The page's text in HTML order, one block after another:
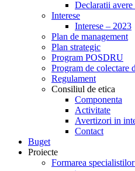
Declaratii avere
Interese
Interese – 2023
Plan de management
Plan strategic
Program POSDRU
Program de colectare
Regulament
Consiliul de etica
Componenta
Activitate
Avertizori in
Contact
Buget
Proiecte
Formarea